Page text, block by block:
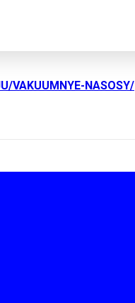
VAKUUMNYE-NASOSY/